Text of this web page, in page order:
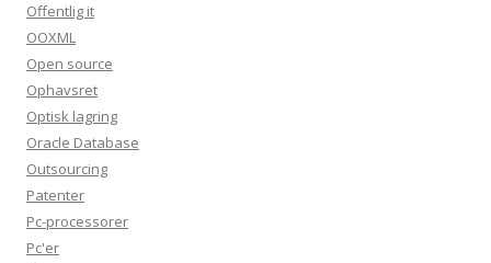
Offentlig it
OOXML
Open source
Ophavsret
Optisk lagring
Oracle Database
Outsourcing
Patenter
Pc-processorer
Pc'er